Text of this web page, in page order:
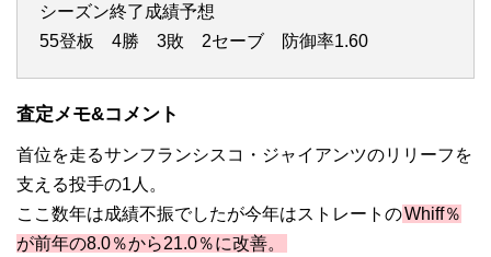
シーズン終了成績予想
55登板 4勝 3敗 2セーブ 防御率1.60
査定メモ&コメント
首位を走るサンフランシスコ・ジャイアンツのリリーフを
支える投手の1人。
ここ数年は成績不振でしたが今年はストレートのWhiff％
が前年の8.0％から21.0％に改善。